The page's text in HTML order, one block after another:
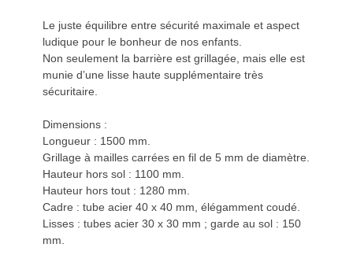
Le juste équilibre entre sécurité maximale et aspect
ludique pour le bonheur de nos enfants.
Non seulement la barrière est grillagée, mais elle est
munie d’une lisse haute supplémentaire très
sécuritaire.
Dimensions :
Longueur : 1500 mm.
Grillage à mailles carrées en fil de 5 mm de diamètre.
Hauteur hors sol : 1100 mm.
Hauteur hors tout : 1280 mm.
Cadre : tube acier 40 x 40 mm, élégamment coudé.
Lisses : tubes acier 30 x 30 mm ; garde au sol : 150
mm.